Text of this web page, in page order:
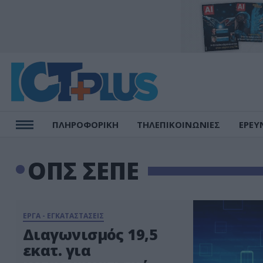
ΠΛΗΡΟΦΟΡΙΚΗ ΤΗΛΕΠΙΚΟΙΝΩΝΙΕΣ
ΟΠΣ ΣΕΠΕ
ΕΡΓΑ - ΕΓΚΑΤΑΣΤΑΣΕΙΣ
Διαγωνισμός 19,5
εκατ. για